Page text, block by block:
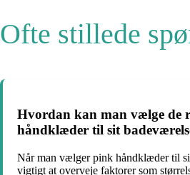
Ofte stillede
Hvordan kan man vælge de
håndklæder til sit
Når man vælger pink håndklæder til
vigtigt at overveje faktorer som